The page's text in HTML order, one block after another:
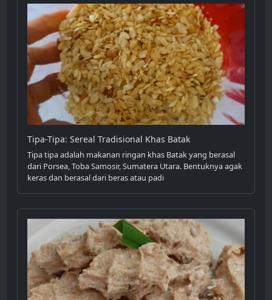
Tipa-Tipa: Sereal Tradisional Khas Batak
Tipa tipa adalah makanan ringan khas Batak yang berasal
dari Porsea, Toba Samosir, Sumatera Utara. Bentuknya agak
keras dan berasal dari beras atau padi